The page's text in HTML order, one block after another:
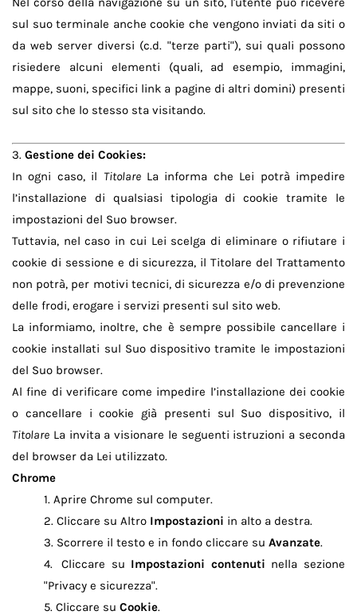
sul suo terminale anche cookie che vengono inviati da siti o
da web server diversi (c.d. "terze parti"), sui quali possono
risiedere alcuni elementi (quali, ad esempio, immagini,
mappe, suoni, specifici link a pagine di altri domini) presenti
sul sito che lo stesso sta visitando.
3. Gestione dei Cookies:
In ogni caso, il TitolareLa informa che Lei potrà impedire
l’installazione di qualsiasi tipologia di cookie tramite le
impostazioni del Suo browser.
Tuttavia, nel caso in cui Lei scelga di eliminare o rifiutare i
cookie di sessione e di sicurezza, il Titolare del Trattamento
non potrà, per motivi tecnici, di sicurezza e/o di prevenzione
delle frodi, erogare i servizi presenti sul sito web.
La informiamo, inoltre, che è sempre possibile cancellare i
cookie installati sul Suo dispositivo tramite le impostazioni
del Suo browser.
Al fine di verificare come impedire l’installazione dei cookie
o cancellare i cookie già presenti sul Suo dispositivo, il
Titolare La invita a visionare le seguenti istruzioni a seconda
del browser da Lei utilizzato.
Chrome
1. Aprire Chrome sul computer.
2. Cliccare su Altro Impostazioni in alto a destra.
3. Scorrere il testo e in fondo cliccare su Avanzate.
4. Cliccare su Impostazioni contenuti nella sezione
"Privacy e sicurezza".
5. Cliccare su Cookie.